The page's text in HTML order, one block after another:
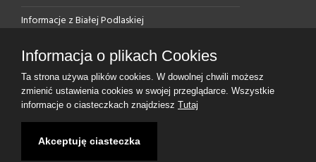
Informacje z Białej Podlaskiej
PUP – rejestracja, oferty
Rynek pracy w Białej Podlaskiej
Informacja o plikach Cookies
Ta strona używa plików cookies. W dowolnej chwili możesz
zmienić ustawienia cookies w swojej przeglądarce. Wszystkie
informacje o ciasteczkach znajdziesz Tutaj
Akceptuję ciasteczka